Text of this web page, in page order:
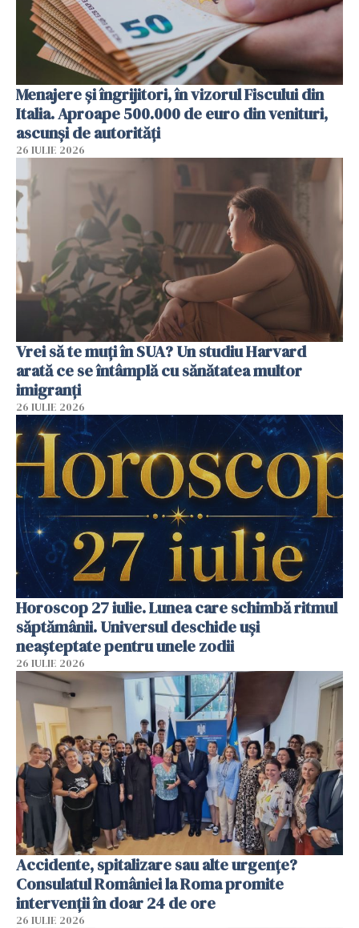
Menajere și îngrijitori, în vizorul Fiscului din
Italia. Aproape 500.000 de euro din venituri,
ascunși de autorități
26 IULIE 2026
Vrei să te muți în SUA? Un studiu Harvard
arată ce se întâmplă cu sănătatea multor
imigranți
26 IULIE 2026
Horoscop 27 iulie. Lunea care schimbă ritmul
săptămânii. Universul deschide uși
neașteptate pentru unele zodii
26 IULIE 2026
Accidente, spitalizare sau alte urgențe?
Consulatul României la Roma promite
intervenții în doar 24 de ore
26 IULIE 2026